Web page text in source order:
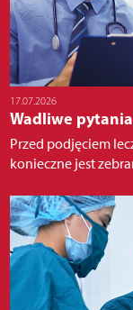
17.07.2026
Wadliwe
Przed podjęciem
konieczne jest